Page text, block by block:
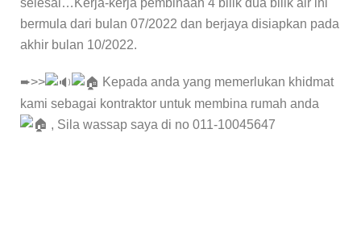
bermula dari bulan 07/2022 dan berjaya disiapkan pada
akhir bulan 10/2022.
➨>>
Kepada anda yang memerlukan khidmat
kami sebagai kontraktor untuk membina rumah anda
, Sila wassap saya di no 011-10045647